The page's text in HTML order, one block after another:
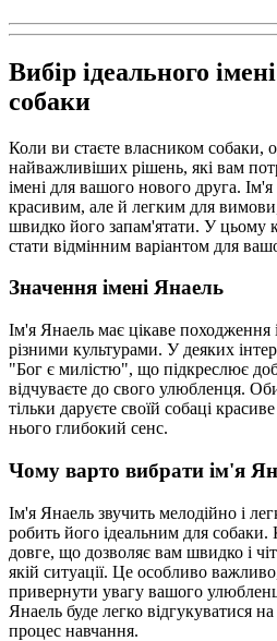
Вибір ідеального
собаки
Коли ви стаєте власником собаки,
найважливіших рішень, які вам
імені для вашого нового друга.
красивим, але й легким для
швидко його запам'ятати. У цьому
стати відмінним варіантом для
Значення імені Янаель
Ім'я Янаель має цікаве походження
різними культурами. У деяких
"Бог є милістю", що підкреслює
відчуваєте до свого улюбленця.
тільки даруєте своїй собаці
нього глибокий сенс.
Чому варто вибрати ім'я
Ім'я Янаель звучить мелодійно і
робить його ідеальним для
довге, що дозволяє вам швидко і
якій ситуації. Це особливо
привернути увагу вашого
Янаель буде легко відгукуватися
процес навчання.